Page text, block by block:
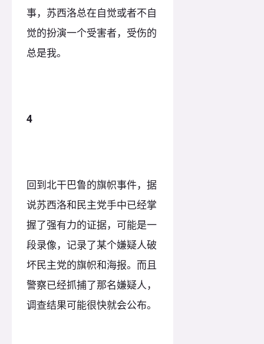
事，苏西洛总在自觉或者不自
觉的扮演一个受害者，受伤的
总是我。
4
回到北干巴鲁的旗帜事件，据
说苏西洛和民主党手中已经掌
握了强有力的证据，可能是一
段录像，记录了某个嫌疑人破
坏民主党的旗帜和海报。而且
警察已经抓捕了那名嫌疑人，
调查结果可能很快就会公布。